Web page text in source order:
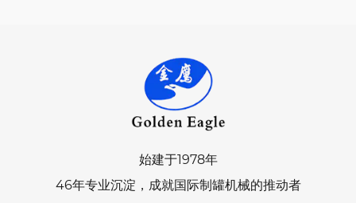
始建于1978年
46年专业沉淀，成就国际制罐机械的推动者